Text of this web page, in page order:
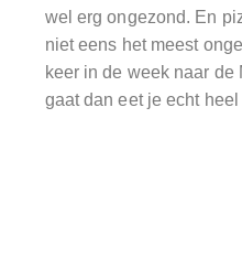
wel erg ongezond. En
niet eens het meest
keer in de week naar de
gaat dan eet je echt